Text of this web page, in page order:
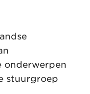
onderwerpen
stuurgroep